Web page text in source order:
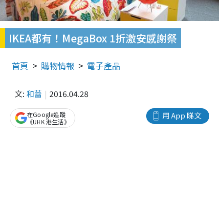
IKEA都有！MegaBox 1折激安感謝祭
首頁 購物情報 電子產品
文: 和蕾 2016.04.28
用 App 睇文
在Google追蹤
《UHK 港生活》